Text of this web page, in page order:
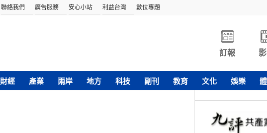
聯絡我們 廣告服務 安心小站 利益台灣 數位專題
訂報
財經 產業 兩岸 地方 科技 副刊 教育 文化 娛樂